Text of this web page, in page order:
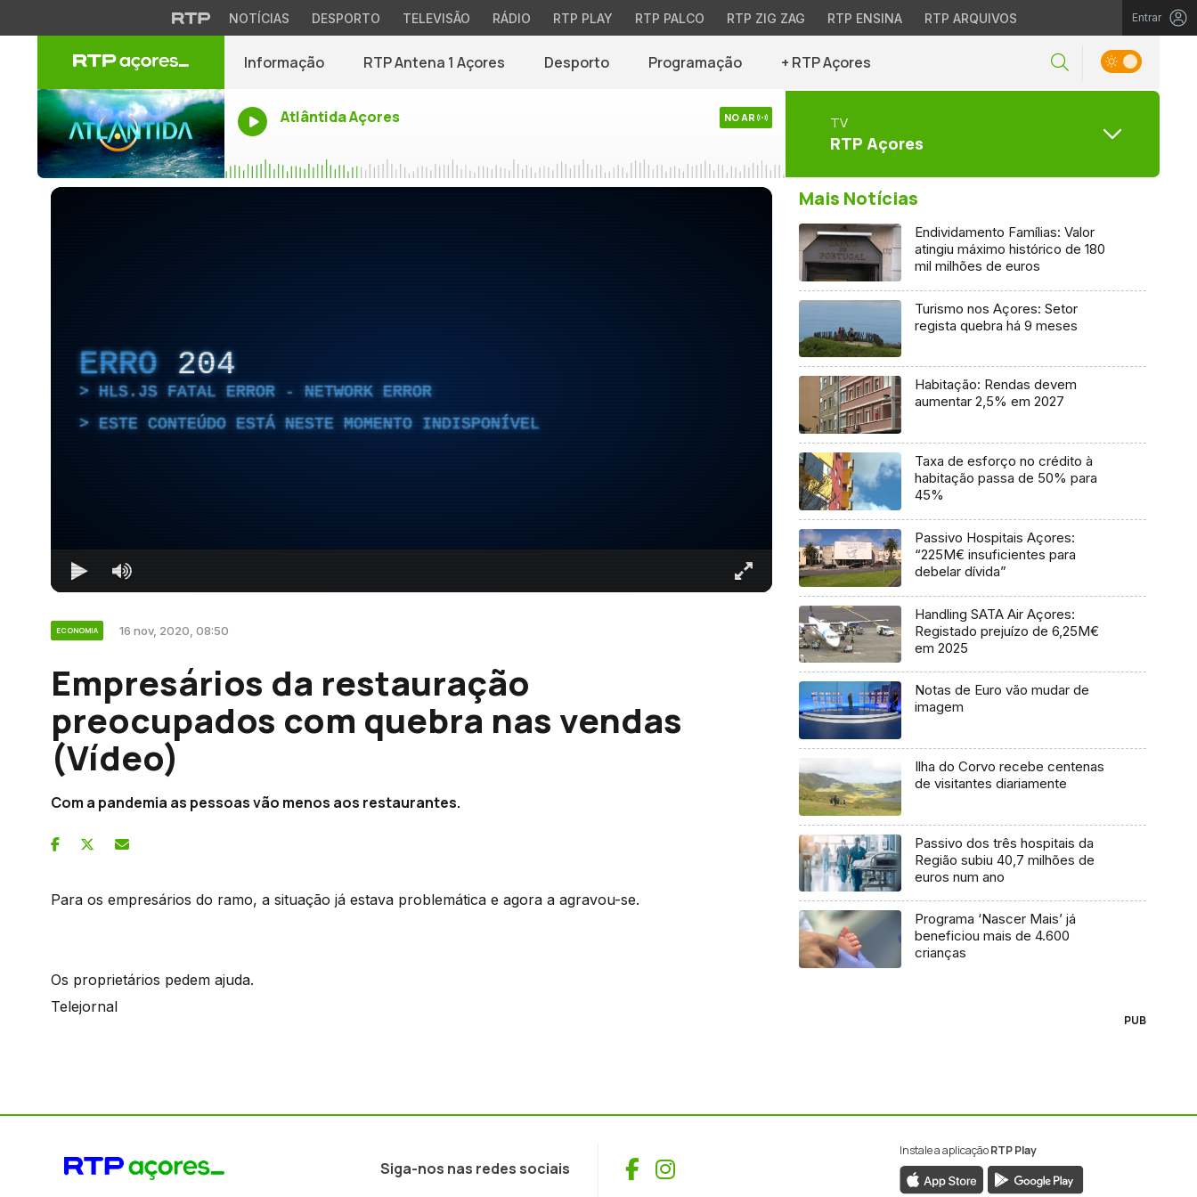
NOTÍCIAS DESPORTO TELEVISÃO RÁDIO RTP PLAY RTP PALCO RTP ZIG ZAG RTP ENSINA RTP ARQUIVOS Entrar
Informação RTP Antena 1 Açores Desporto Programação + RTP Açores
Atlântida Açores NO AR TV
RTP Açores
ERRO 204
HLS.JS FATAL ERROR - NETWORK ERROR
ESTE CONTEÚDO ESTÁ NESTE MOMENTO INDISPONÍVEL
ECONOMIA 16 nov, 2020, 08:50
Empresários da restauração
preocupados com quebra nas vendas
(Vídeo)
Com a pandemia as pessoas vão menos aos restaurantes.
Para os empresários do ramo, a situação já estava problemática e agora a agravou-se.
Os proprietários pedem ajuda.
Telejornal
Mais Notícias
Endividamento Famílias: Valor
atingiu máximo histórico de 180
mil milhões de euros
Turismo nos Açores: Setor
regista quebra há 9 meses
Habitação: Rendas devem
aumentar 2,5% em 2027
Taxa de esforço no crédito à
habitação passa de 50% para
45%
Passivo Hospitais Açores:
“225M€ insuficientes para
debelar dívida”
Handling SATA Air Açores:
Registado prejuízo de 6,25M€
em 2025
Notas de Euro vão mudar de
imagem
Ilha do Corvo recebe centenas
de visitantes diariamente
Passivo dos três hospitais da
Região subiu 40,7 milhões de
euros num ano
Programa ‘Nascer Mais’ já
beneficiou mais de 4.600
crianças
PUB
Siga-nos nas redes sociais Facebook
Instagram
Instale a aplicaçãoRTP Play